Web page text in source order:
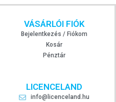
VÁSÁRLÓI FIÓK
Bejelentkezés / Fiókom
Kosár
Pénztár
LICENCELAND
info@licenceland.hu